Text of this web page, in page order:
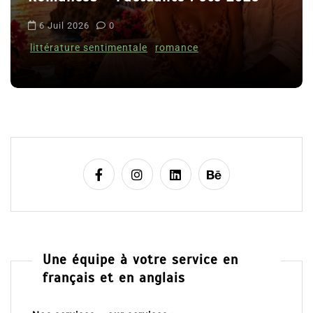
i
c
e
6 Juil 2026 0
littérature sentimentale romance
Une équipe à votre service en
français et en anglais